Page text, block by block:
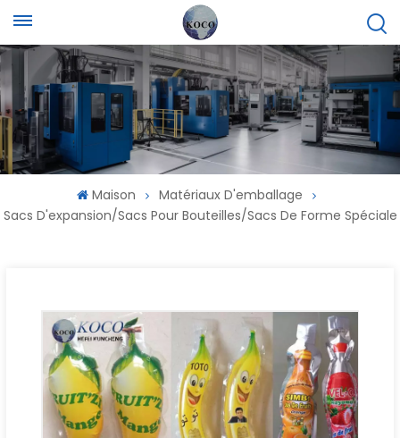
Maison
Matériaux D'emballage
Sacs D'expansion/sacs Pour Bouteilles/sacs De Forme Spéciale